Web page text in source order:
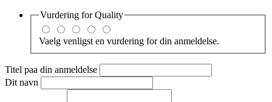
Vurdering forQuality
Vaelg venligst en vurdering for din anmeldelse.
Titel paa din anmeldelse
Dit navn